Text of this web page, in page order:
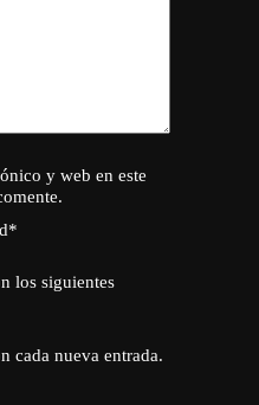
y web en este
*
los siguientes
cada nueva entrada.